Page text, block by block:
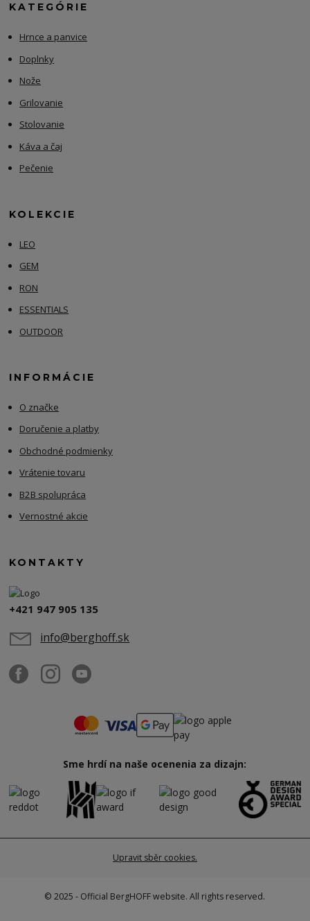
KATEGÓRIE
Hrnce a panvice
Doplnky
Nože
Grilovanie
Stolovanie
Káva a čaj
Pečenie
KOLEKCIE
LEO
GEM
RON
ESSENTIALS
OUTDOOR
INFORMÁCIE
O značke
Doručenie a platby
Obchodné podmienky
Vrátenie tovaru
B2B spolupráca
Vernostné akcie
KONTAKTY
+421 947 905 135
info@berghoff.sk
Sme hrdí na naše ocenenia za dizajn:
Upravit sběr cookies.
© 2025 - Official BergHOFF website. All rights reserved.